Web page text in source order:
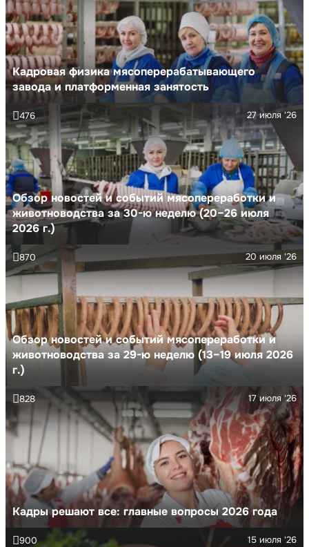
Кадровая физика мясоперерабатывающего
завода и платформенная занятость
Обзор новостей и событий мясопереработки и
животноводства за 30-ю неделю (20–26 июля
2026 г.)
27 июля '26
476
Обзор новостей и событий мясопереработки и
животноводства за 29-ю неделю (13–19 июля 2026
г.)
20 июля '26
870
Кадры решают все: главные вопросы 2026 года
17 июля '26
828
15 июля '26
900